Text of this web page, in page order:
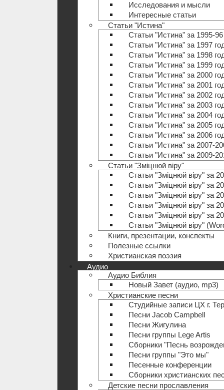
Исследования и мысли
Интересные статьи
Статьи "Истина"
Статьи "Истина" за 1995-
Статьи "Истина" за 1997
Статьи "Истина" за 1998
Статьи "Истина" за 1999
Статьи "Истина" за 2000
Статьи "Истина" за 2001
Статьи "Истина" за 2002
Статьи "Истина" за 2003
Статьи "Истина" за 2004
Статьи "Истина" за 2005
Статьи "Истина" за 2006
Статьи "Истина" за 2007-
Статьи "Истина" за 2009-
Статьи "Зміцнюй віру"
Статьи "Зміцнюй віру" за
Статьи "Зміцнюй віру" за
Статьи "Зміцнюй віру" за
Статьи "Зміцнюй віру" за
Статьи "Зміцнюй віру" за
Статьи "Зміцнюй віру"
Книги, презентации, конспекты
Полезные ccылки
Христианская поэзия
Аудио
Аудио Библия
Новый Завет (аудио, mp3)
Христианские песни
Студийные записи ЦХ г.
Песни Jacob Campbell
Песни Жигулина
Песни группы Lege Artis
Сборники "Песнь
Песни группы "Это мы"
Песенные конференции
Сборники христианских
Детские песни прославления